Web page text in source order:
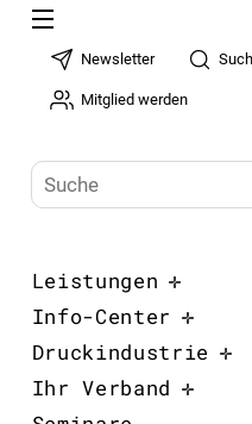
Newsletter
Mitglied werden
Leistungen
Info-Center
Druckindustrie
Ihr Verband